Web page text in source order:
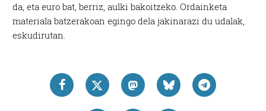
da, eta euro bat, berriz, aulki bakoitzeko. Ordainketa
materiala batzerakoan egingo dela jakinarazi du udalak,
eskudirutan.